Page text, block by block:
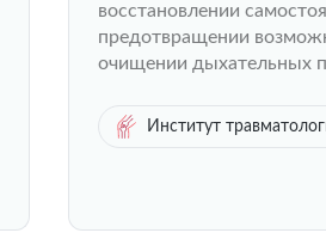
восстановлении
предотвращении
очищении дыхательных
Институт